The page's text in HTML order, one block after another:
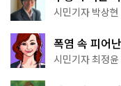
서울둘레길 15
시민기자 박상현
폭염 속 피어
무 명소
시민기자 최정윤